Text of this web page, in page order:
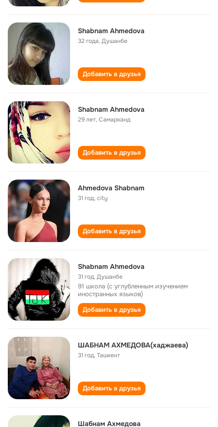
Shabnam Ahmedova
32 года,Душанбе
Добавить в друзья
Shabnam Ahmedova
29 лет,Самарканд
Добавить в друзья
Ahmedova Shabnam
31 год,city
Добавить в друзья
Shabnam Ahmedova
31 год,Душанбе
91 школа (с углубленным изучением
иностранных языков)
Добавить в друзья
ШАБНАМ АХМЕДОВА(хаджаева)
31 год,Ташкент
Добавить в друзья
Шабнам Ахмедова